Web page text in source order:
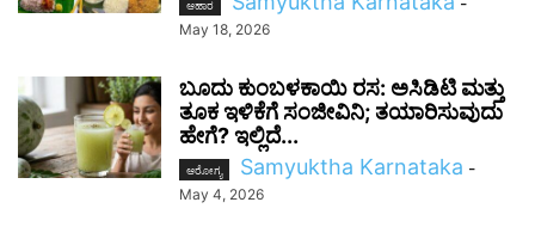
ಆಹಾರ
May 18, 2026
ಬೂದು ಕುಂಬಳಕಾಯಿ ರಸ: ಅಸಿಡಿಟಿ ಮತ್ತು
ತೂಕ ಇಳಿಕೆಗೆ ಸಂಜೀವಿನಿ; ತಯಾರಿಸುವುದು
ಹೇಗೆ? ಇಲ್ಲಿದೆ...
ಆರೋಗ್ಯ Samyuktha Karnataka -
May 4, 2026